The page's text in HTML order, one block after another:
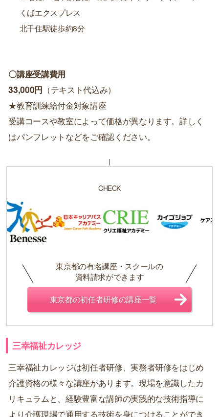
くばエクスプレス
北千住駅徒歩約8分
〇講座受講費用
33,000円 （テキスト代込み）
★教育訓練給付金対象講座
受講コースや教室によって価格が異なります。詳しく
はパンフレットなどをご確認ください。
CHECK
東京都の有名講座・スクールの
資料請求ができます
東京都の初任者研修の講座一覧
三幸福祉カレッジ
三幸福祉カレッジは初任者研修、実務者研修をはじめ
介護資格の様々な講座があります。現場を意識したカ
リキュラムと、経験豊富な講師の実践的な技術指導に
より介護現場で通用する技術を身につけることができ